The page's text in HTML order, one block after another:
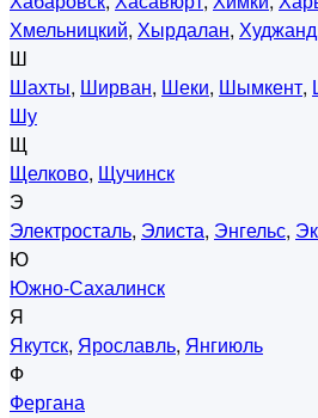
Хмельницкий, Хырдалан, Худжанд
Ш
Шахты, Ширван, Шеки, Шымкент,
Шу
Щ
Щелково, Щучинск
Э
Электросталь, Элиста, Энгельс,
Ю
Южно-Сахалинск
Я
Якутск, Ярославль, Янгиюль
Ф
Фергана